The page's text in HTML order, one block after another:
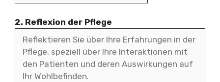
2. Reflexion der Pflege